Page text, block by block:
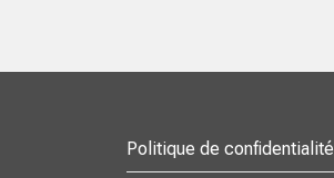
Politique de confidentialité